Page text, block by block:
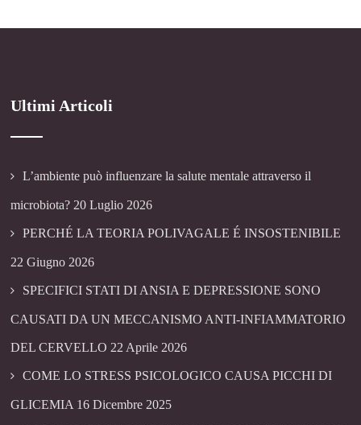
Ultimi Articoli
L’ambiente può influenzare la salute mentale attraverso il
microbiota? 20 Luglio 2026
PERCHÉ LA TEORIA POLIVAGALE É INSOSTENIBILE
22 Giugno 2026
SPECIFICI STATI DI ANSIA E DEPRESSIONE SONO
CAUSATI DA UN MECCANISMO ANTI-INFIAMMATORIO
DEL CERVELLO 22 Aprile 2026
COME LO STRESS PSICOLOGICO CAUSA PICCHI DI
GLICEMIA 16 Dicembre 2025